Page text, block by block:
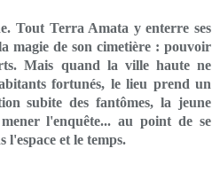
Tout Terra Amata y enterre ses
magie de son cimetière : pouvoir
Mais quand la ville haute ne
fortunés, le lieu prend un
subite des fantômes, la jeune
l'enquête... au point de se
l'espace et le temps.